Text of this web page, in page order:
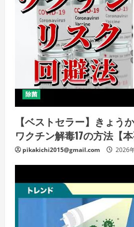
除菌
【ベストセラー】きょう
ワクチン解毒17の方法【本
pikakichi2015@gmail.com 2026